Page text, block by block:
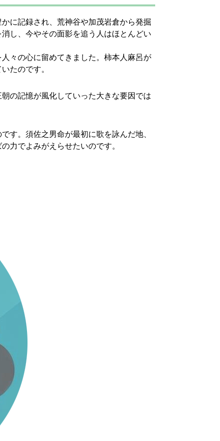
に記録され、荒神谷や加茂岩倉から発掘
し、今やその面影を追う人はほとんどい
々の心に留めてきました。柿本人麻呂が
たのです。
の記憶が風化していった大きな要因では
す。須佐之男命が最初に歌を詠んだ地、
力でよみがえらせたいのです。